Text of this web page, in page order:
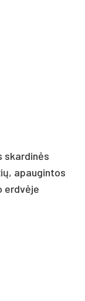
skardinės
apaugintos
erdvėje